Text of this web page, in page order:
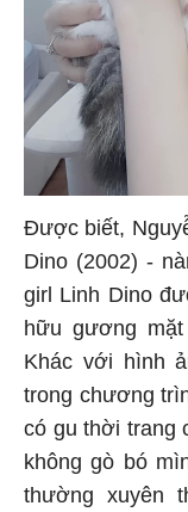
Được biết,
Dino (2002) -
girl Linh Dino
hữu gương
Khác với hình
trong chương
có gu thời trang
không gò bó
thường xuyên